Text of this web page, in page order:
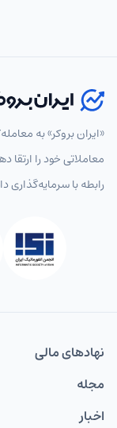
«ایران بروکر» به
معاملاتی خود را
رابطه با سرمایه‌گذاری
نهاد‌های مالی
مجله
اخبار